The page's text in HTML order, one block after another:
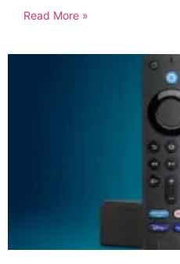
Read More »